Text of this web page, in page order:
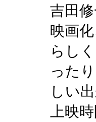
吉田
映画
らし
った
しい
上映